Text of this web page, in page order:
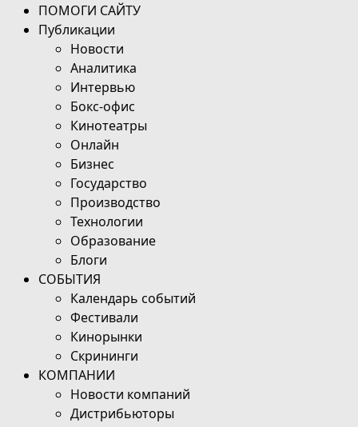
ПОМОГИ САЙТУ
Публикации
Новости
Аналитика
Интервью
Бокс-офис
Кинотеатры
Онлайн
Бизнес
Государство
Производство
Технологии
Образование
Блоги
СОБЫТИЯ
Календарь событий
Фестивали
Кинорынки
Скрининги
КОМПАНИИ
Новости компаний
Дистрибьюторы